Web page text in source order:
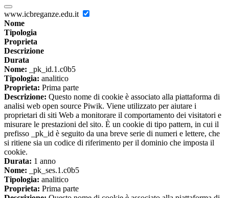
www.icbreganze.edu.it
Nome
Tipologia
Proprieta
Descrizione
Durata
Nome: _pk_id.1.c0b5
Tipologia: analitico
Proprieta: Prima parte
Descrizione: Questo nome di cookie è associato alla piattaforma di
analisi web open source Piwik. Viene utilizzato per aiutare i
proprietari di siti Web a monitorare il comportamento dei visitatori e
misurare le prestazioni del sito. È un cookie di tipo pattern, in cui il
prefisso _pk_id è seguito da una breve serie di numeri e lettere, che
si ritiene sia un codice di riferimento per il dominio che imposta il
cookie.
Durata: 1 anno
Nome: _pk_ses.1.c0b5
Tipologia: analitico
Proprieta: Prima parte